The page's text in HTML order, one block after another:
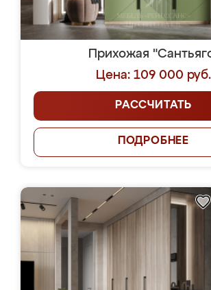
Прихожая
Цена: 109 000 руб.
РАССЧИТАТЬ
ПОДРОБНЕЕ